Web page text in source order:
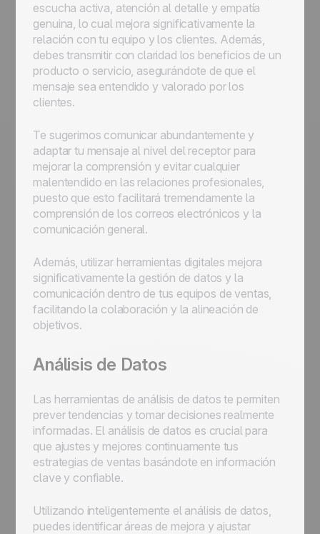
escucha activa, atención al detalle y empatía
genuina, lo cual mejora significativamente la
relación con tu equipo y los clientes. Además,
debes transmitir con claridad los beneficios de un
producto o servicio, asegurándote de que el
mensaje sea entendido y valorado por los
clientes.
Te sugerimos comunicar abundantemente y
adaptar tu mensaje al nivel del receptor para
mejorar la comprensión y evitar cualquier
malentendido en las relaciones profesionales,
puesto que esto facilitará tremendamente la
comprensión de los correos electrónicos y la
comunicación general.
Además, utilizar herramientas digitales mejora
significativamente la gestión de datos y la
comunicación dentro de tus equipos de ventas,
facilitando la colaboración y la alineación de
objetivos.
Análisis de Datos
Las herramientas de análisis de datos te permiten
prever tendencias y tomar decisiones realmente
informadas. El análisis de datos es crucial para
que ajustes y mejores continuamente tus
estrategias de ventas basándote en información
clave y confiable.
Utilizando inteligentemente el análisis de datos,
puedes identificar áreas de mejora y ajustar